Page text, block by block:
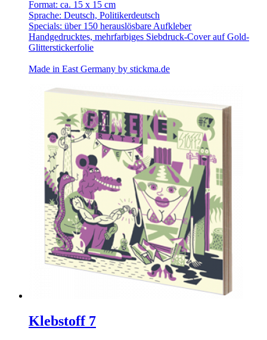
Format: ca. 15 x 15 cm
Sprache: Deutsch, Politikerdeutsch
Specials: über 150 herauslösbare Aufkleber
Handgedrucktes, mehrfarbiges Siebdruck-Cover auf Gold-
Glitterstickerfolie
Made in East Germany by stickma.de
Klebstoff 7